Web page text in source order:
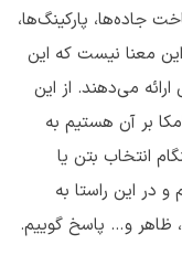
جاده‌ها، پارکینگ‌ها،
معنا نیست که این
می‌دهند. از این
بر آن هستیم به
انتخاب بتن یا
و در این راستا به
ظاهر و… پاسخ گوییم.